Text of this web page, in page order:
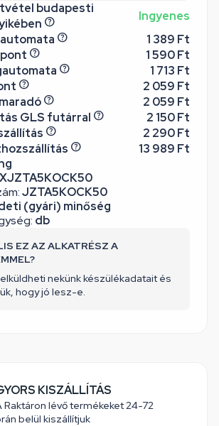
JZTA5KOCK50
(gyári) minőség
db
budapesti
Ingyenes
1 389 Ft
1 590 Ft
1 713 Ft
2 059 Ft
2 059 Ft
GLS futárral
2 150 Ft
2 290 Ft
13 989 Ft
EZ AZ ALKATRÉSZ A
elküldheti nekünk készülékadatait és
hogy jó lesz-e.
KISZÁLLÍTÁS
Raktáron lévő termékeket 24-72
belül kiszállítjuk